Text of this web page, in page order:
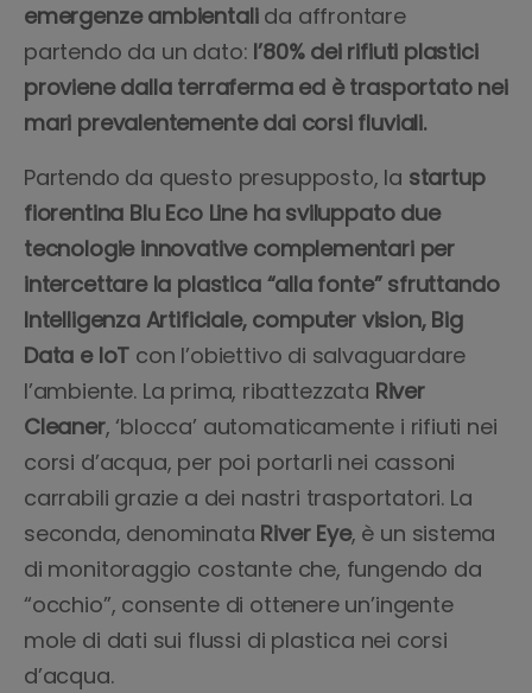
emergenze ambientalida affrontare
partendo da un dato: l’80% dei rifiuti plastici
proviene dalla terraferma ed è trasportato nei
mari prevalentemente dai corsi fluviali.
Partendo da questo presupposto, la startup
fiorentina Blu Eco Line ha sviluppato due
tecnologie innovative complementari per
intercettare la plastica “alla fonte” sfruttando
Intelligenza Artificiale, computer vision, Big
Data e IoT con l’obiettivo di salvaguardare
l’ambiente. La prima, ribattezzata River
Cleaner, ‘blocca’ automaticamente i rifiuti nei
corsi d’acqua, per poi portarli nei cassoni
carrabili grazie a dei nastri trasportatori. La
seconda, denominata River Eye, è un sistema
di monitoraggio costante che, fungendo da
“occhio”, consente di ottenere un’ingente
mole di dati sui flussi di plastica nei corsi
d’acqua.